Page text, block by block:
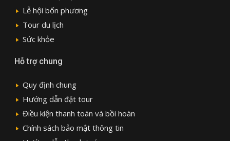
Lễ hội bốn phương
Tour du lịch
Sức khỏe
Hỗ trợ chung
Quy định chung
Hướng dẫn đặt tour
Điều kiện thanh toán và bồi hoàn
Chính sách bảo mật thông tin